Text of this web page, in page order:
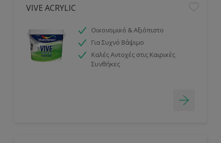
VIVE ACRYLIC
Οικονομικό & Αξιόπιστο
Για Συχνό Βάψιμο
Καλές Αντοχές στις Καιρικές
Συνθήκες